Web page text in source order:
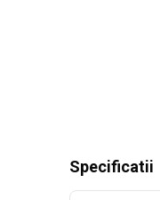
Specificatii